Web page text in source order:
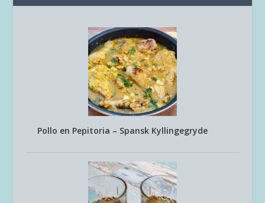
Pollo en Pepitoria – Spansk Kyllingegryde